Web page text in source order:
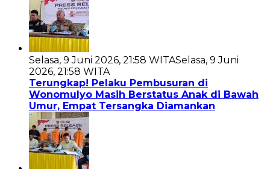
Selasa, 9 Juni 2026, 21:58 WITASelasa, 9 Juni
2026, 21:58 WITA
Terungkap! Pelaku Pembusuran di
Wonomulyo Masih Berstatus Anak di Bawah
Umur, Empat Tersangka Diamankan